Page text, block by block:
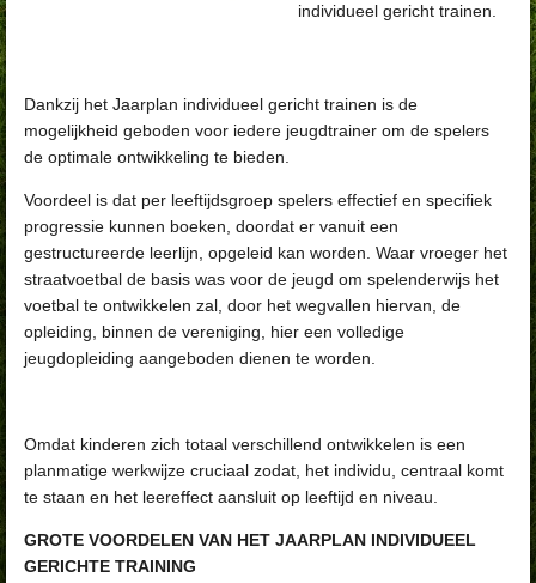
individueel gericht trainen.
Dankzij het Jaarplan individueel gericht trainen is de
mogelijkheid geboden voor iedere jeugdtrainer om de spelers
de optimale ontwikkeling te bieden.
Voordeel is dat per leeftijdsgroep spelers effectief en specifiek
progressie kunnen boeken, doordat er vanuit een
gestructureerde leerlijn, opgeleid kan worden. Waar vroeger het
straatvoetbal de basis was voor de jeugd om spelenderwijs het
voetbal te ontwikkelen zal, door het wegvallen hiervan, de
opleiding, binnen de vereniging, hier een volledige
jeugdopleiding aangeboden dienen te worden.
Omdat kinderen zich totaal verschillend ontwikkelen is een
planmatige werkwijze cruciaal zodat, het individu, centraal komt
te staan en het leereffect aansluit op leeftijd en niveau.
GROTE VOORDELEN VAN HET JAARPLAN INDIVIDUEEL
GERICHTE TRAINING